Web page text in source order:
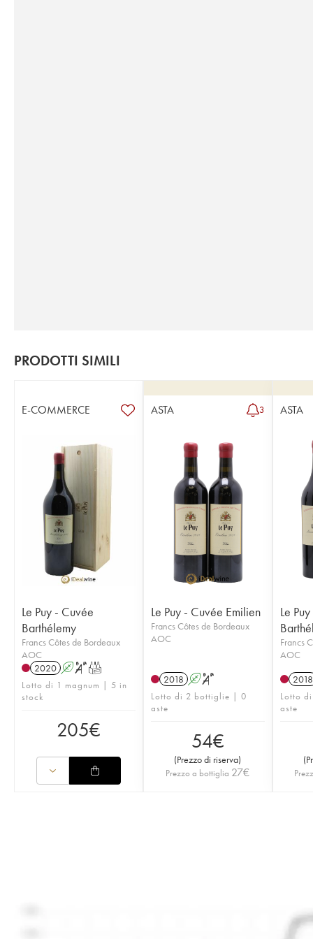
PRODOTTI SIMILI
E-COMMERCE
Le Puy - Cuvée
Barthélemy
Francs Côtes de Bordeaux
AOC
2020 A ST
Lotto di 1 magnum | 5 in
stock
205€
ASTA 3
Le Puy - Cuvée Emilien
Francs Côtes de Bordeaux
AOC
2018 A S
Lotto di 2 bottiglie | 0
aste
54€
(Prezzo di riserva)
Prezzo a bottiglia 27€
ASTA
Le
Francs
AOC
2018
Lotto
aste
(